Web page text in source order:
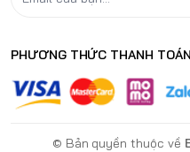
PHƯƠNG THỨC THANH TOÁN
© Bản quyền thuộc về